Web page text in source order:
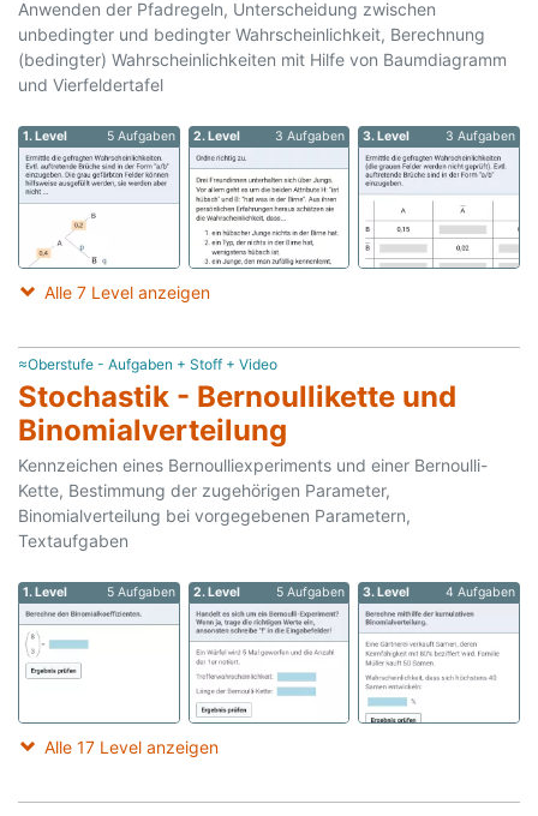
Anwenden der Pfadregeln, Unterscheidung zwischen
unbedingter und bedingter Wahrscheinlichkeit, Berechnung
(bedingter) Wahrscheinlichkeiten mit Hilfe von Baumdiagramm
und Vierfeldertafel
1. Level 5 Aufgaben 2. Level 3 Aufgaben 3. Level 3 Aufgaben
Alle 7 Level anzeigen
≈Oberstufe - Aufgaben + Stoff + Video
Stochastik - Bernoullikette und
Binomialverteilung
Kennzeichen eines Bernoulliexperiments und einer Bernoulli-
Kette, Bestimmung der zugehörigen Parameter,
Binomialverteilung bei vorgegebenen Parametern,
Textaufgaben
1. Level 5 Aufgaben 2. Level 5 Aufgaben 3. Level 4 Aufgaben
Alle 17 Level anzeigen